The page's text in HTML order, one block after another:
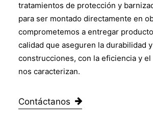
tratamientos de protección y
para ser montado directamente en
comprometemos a entregar
calidad que aseguren la durabilidad
construcciones, con la eficiencia y el
nos caracterizan.
Contáctanos